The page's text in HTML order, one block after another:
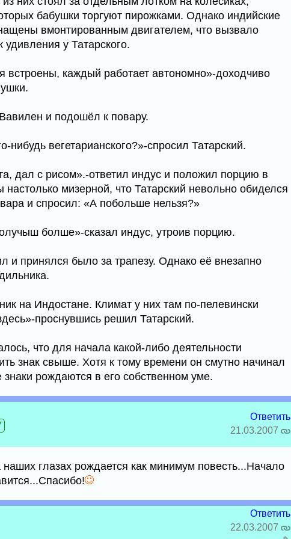
бабушки торгуют пирожками. Однако индийские
вмонтированным двигателем, что вызвало
удивления у Татарского.
встроены, каждый работает автономно»-доходчиво
и подошёл к повару.
нибудь вегетарианского?»-спросил Татарский.
дал с рисом».-ответил индус и положил порцию в
настолько мизерной, что Татарский невольно обиделся
и спросил: «А побольше нельзя?»
болше»-сказал индус, утроив порцию.
и принялся было за трапезу. Однако её внезапно
на Индостане. Климат у них там по-пелевински
проснувшись решил Татарский.
что для начала какой-либо деятельности
знак свыше. Хотя к тому времени он смутно начинал
знаки рождаются в его собственном уме.
Ответить
21.03.2007
наших глазах рождается как минимум повесть...Начало
Ответить
22.03.2007